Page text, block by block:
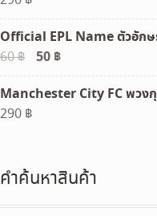
Official EPL Name ตัวอักษ
60฿
Original
price
was:
60 ฿.
50 ฿Current
price
is:
Manchester City FC พวง
290 ฿
คำค้นหาสินค้า